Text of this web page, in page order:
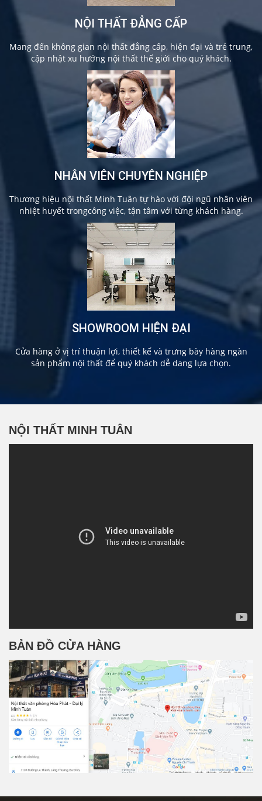
NỘI THẤT ĐẲNG CẤP
Mang đến không gian nội thất đẳng cấp, hiện đại và trẻ trung,
cập nhật xu hướng nội thất thế giới cho quý khách.
NHÂN VIÊN CHUYÊN NGHIỆP
Thương hiệu nội thất Minh Tuân tự hào với đội ngũ nhân viên
nhiệt huyết trongcông việc, tận tâm với từng khách hàng.
SHOWROOM HIỆN ĐẠI
Cửa hàng ở vị trí thuận lợi, thiết kế và trưng bày hàng ngàn
sản phẩm nội thất để quý khách dễ dang lựa chọn.
NỘI THẤT MINH TUÂN
BẢN ĐỒ CỬA HÀNG